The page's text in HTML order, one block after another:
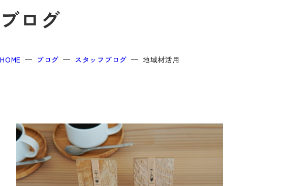
ブログ
HOME ブログ スタッフブログ 地域材活用